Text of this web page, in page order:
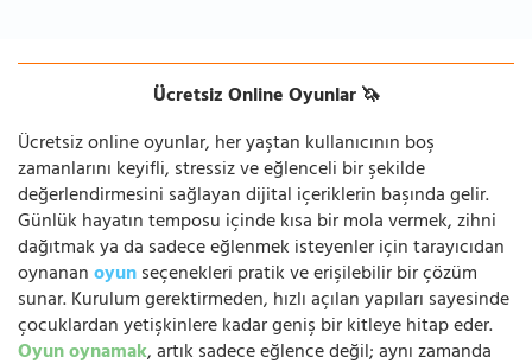
Ücretsiz Online Oyunlar 🦄
Ücretsiz online oyunlar, her yaştan kullanıcının boş
zamanlarını keyifli, stressiz ve eğlenceli bir şekilde
değerlendirmesini sağlayan dijital içeriklerin başında gelir.
Günlük hayatın temposu içinde kısa bir mola vermek, zihni
dağıtmak ya da sadece eğlenmek isteyenler için tarayıcıdan
oynananoyunseçenekleri pratik ve erişilebilir bir çözüm
sunar. Kurulum gerektirmeden, hızlı açılan yapıları sayesinde
çocuklardan yetişkinlere kadar geniş bir kitleye hitap eder.
Oyun oynamak, artık sadece eğlence değil; aynı zamanda